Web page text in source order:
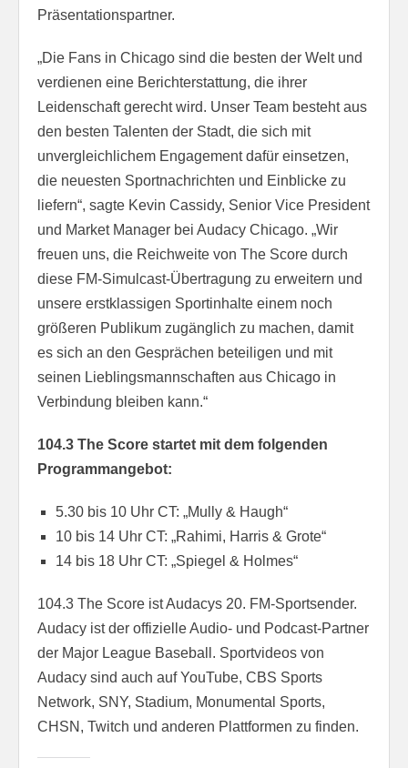
Präsentationspartner.
„Die Fans in Chicago sind die besten der Welt und
verdienen eine Berichterstattung, die ihrer
Leidenschaft gerecht wird. Unser Team besteht aus
den besten Talenten der Stadt, die sich mit
unvergleichlichem Engagement dafür einsetzen,
die neuesten Sportnachrichten und Einblicke zu
liefern“, sagte Kevin Cassidy, Senior Vice President
und Market Manager bei Audacy Chicago. „Wir
freuen uns, die Reichweite von The Score durch
diese FM-Simulcast-Übertragung zu erweitern und
unsere erstklassigen Sportinhalte einem noch
größeren Publikum zugänglich zu machen, damit
es sich an den Gesprächen beteiligen und mit
seinen Lieblingsmannschaften aus Chicago in
Verbindung bleiben kann.“
104.3 The Score startet mit dem folgenden
Programmangebot:
5.30 bis 10 Uhr CT: „Mully & Haugh“
10 bis 14 Uhr CT: „Rahimi, Harris & Grote“
14 bis 18 Uhr CT: „Spiegel & Holmes“
104.3 The Score ist Audacys 20. FM-Sportsender.
Audacy ist der offizielle Audio- und Podcast-Partner
der Major League Baseball. Sportvideos von
Audacy sind auch auf YouTube, CBS Sports
Network, SNY, Stadium, Monumental Sports,
CHSN, Twitch und anderen Plattformen zu finden.